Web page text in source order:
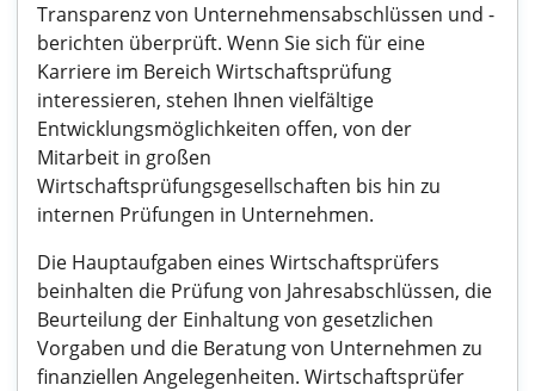
Transparenz von Unternehmensabschlüssen und -
berichten überprüft. Wenn Sie sich für eine
Karriere im Bereich Wirtschaftsprüfung
interessieren, stehen Ihnen vielfältige
Entwicklungsmöglichkeiten offen, von der
Mitarbeit in großen
Wirtschaftsprüfungsgesellschaften bis hin zu
internen Prüfungen in Unternehmen.
Die Hauptaufgaben eines Wirtschaftsprüfers
beinhalten die Prüfung von Jahresabschlüssen, die
Beurteilung der Einhaltung von gesetzlichen
Vorgaben und die Beratung von Unternehmen zu
finanziellen Angelegenheiten. Wirtschaftsprüfer